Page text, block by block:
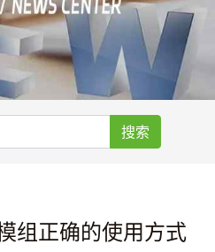
搜索
组正确的使用方式